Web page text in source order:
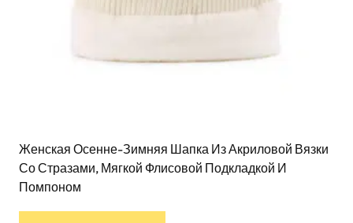
Женская Осенне-Зимняя Шапка Из Акриловой Вязки
Со Стразами, Мягкой Флисовой Подкладкой И
Помпоном